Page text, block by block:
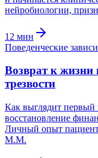
нейробиологии,
12 мин
Поведенческие
Возврат к жизни
трезвости
Как выглядит первый
восстановление
Личный опыт
М.М.